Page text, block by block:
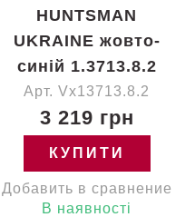
HUNTSMAN
UKRAINE жовто-
синій 1.3713.8.2
Арт. Vx13713.8.2
3 219 грн
КУПИТИ
Добавить в сравнение
В наявності